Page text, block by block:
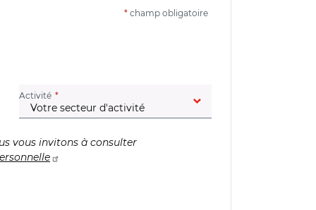
* champ obligatoire
Activité (champ obligatoire)
vous invitons à consulter